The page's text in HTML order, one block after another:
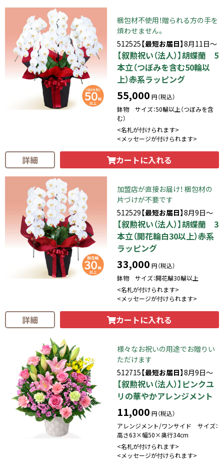
梱包材不使用！贈られる方の手を
煩わせません。
512525【最短お届日】8月11日～
【叙勲祝い（法人）】胡蝶蘭 5
本立（つぼみを含む50輪以
上）赤系ラッピング
55,000 円（税込）
鉢物 サイズ：50輪以上（つぼみを含
む）
<名札が付けられます>
<メッセージが付けられます>
詳細 カートに入れる
加盟店が直接お届け！ 梱包材の
片づけが不要です
512529【最短お届日】8月9日～
【叙勲祝い（法人）】胡蝶蘭 3
本立（開花輪白30以上）赤系
ラッピング
33,000 円（税込）
鉢物 サイズ：開花輪30輪以上
<名札が付けられます>
<メッセージが付けられます>
詳細 カートに入れる
様々なお祝いの用途でお贈りい
ただけます
512715【最短お届日】8月9日～
【叙勲祝い（法人）】ピンクユ
リの華やかアレンジメント
11,000 円（税込）
アレンジメント/ワンサイド サイズ：
高さ63×幅50×奥行34cm
<名札が付けられます>
<メッセージが付けられます>